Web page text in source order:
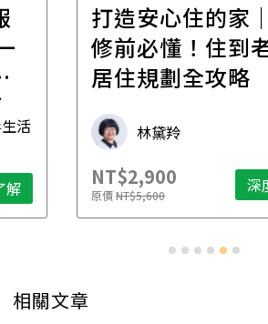
活
解
打造安心住的家
修前必懂！住到
居住規劃全攻略
林黛羚
NT$2,900
原價NT$5,600 深
相關文章